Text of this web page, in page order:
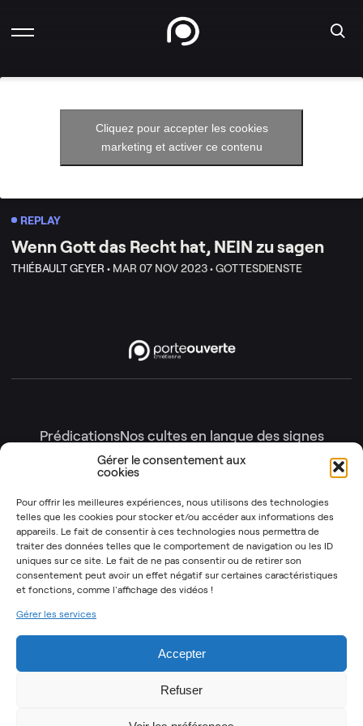
Gérer le consentement aux
cookies
Pour offrir les meilleures expériences, nous utilisons des technologies
telles que les cookies pour stocker et/ou accéder aux informations des
appareils. Le fait de consentir à ces technologies nous permettra de
traiter des données telles que le comportement de navigation ou les ID
uniques sur ce site. Le fait de ne pas consentir ou de retirer son
consentement peut avoir un effet négatif sur certaines caractéristiques
et fonctions, comme l'affichage des vidéos !
Gérer les services
Accepter
Refuser
Cliquez pour accepter les cookies
marketing et activer ce contenu
REPLAY
Wenn Gott das Recht hat, NEIN zu sagen
THIÉBAULT GEYER • MAR 07 NOV 2023 •GOTTESDIENSTE
PrédicationsNos cultes en langue des signes
Nos cultes en intégralité
Génération enfants
Les Instants Post-It
Nos émissions
OSYR – Dernière saison
OSYR – Autres saisons
Notre Rendez-Vous
T’as 2 minutes
Politique de cookies (UE)